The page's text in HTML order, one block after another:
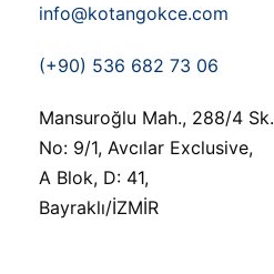
info@kotangokce.com
(+90) 536 682 73 06
Mansuroğlu Mah., 288/4 Sk.
No: 9/1, Avcılar Exclusive,
A Blok, D: 41,
Bayraklı/İZMİR